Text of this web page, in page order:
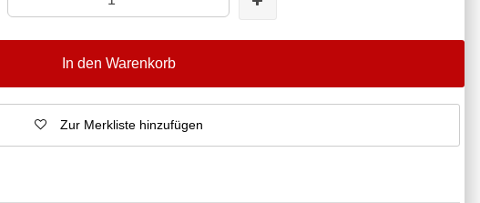
In den Warenkorb
Zur Merkliste hinzufügen